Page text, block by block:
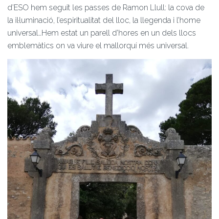
d’ESO hem seguit les passes de Ramon Llull: la cova de
la il·luminació, l’espiritualitat del lloc, la llegenda i l’home
universal…Hem estat un parell d’hores en un dels llocs
emblemàtics on va viure el mallorquí més universal.